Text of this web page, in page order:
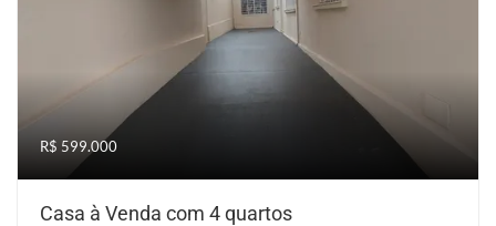
R$ 599.000
Casa à Venda com 4 quartos